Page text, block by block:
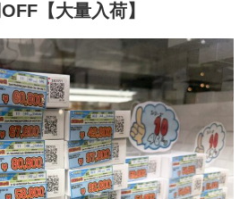
【大量入荷】